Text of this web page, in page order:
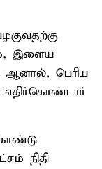
இளைய
ஆனால், பெரிய
நிதி